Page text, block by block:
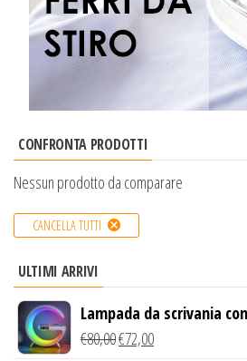
CONFRONTA PRODOTTI
Nessun prodotto da comparare
CANCELLA TUTTI
ULTIMI ARRIVI
Lampada da scrivania
wireless
€80,00€72,00